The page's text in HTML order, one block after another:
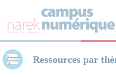
Ressources par